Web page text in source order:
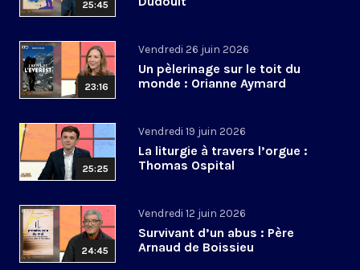
25:45
23:16
Vendredi 26 juin 2026
Un pèlerinage sur le toit du
monde : Orianne Aymard
25:25
Vendredi 19 juin 2026
La liturgie à travers l’orgue :
Thomas Ospital
24:45
Vendredi 12 juin 2026
Survivant d’un abus : Père
Arnaud de Boissieu